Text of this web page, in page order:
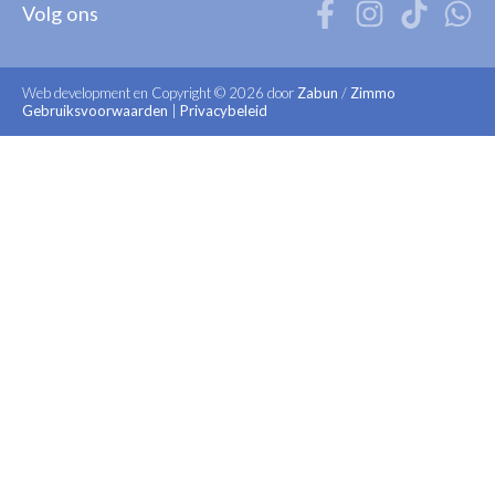
Volg ons
Web development en Copyright © 2026 doorZabun /Zimmo
Gebruiksvoorwaarden
Privacybeleid